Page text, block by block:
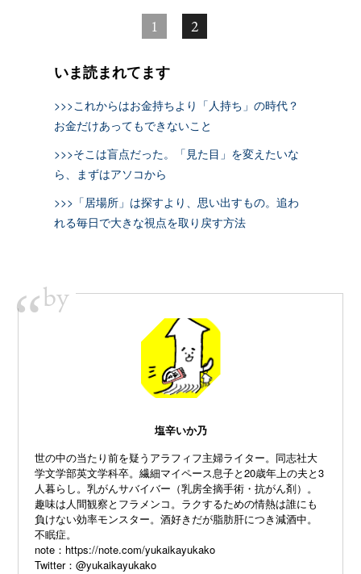
1 2
いま読まれてます
>>>これからはお金持ちより「人持ち」の時代？
お金だけあってもできないこと
>>>そこは盲点だった。「見た目」を変えたいな
ら、まずはアソコから
>>>「居場所」は探すより、思い出すもの。追わ
れる毎日で大きな視点を取り戻す方法
“by
塩辛いか乃
世の中の当たり前を疑うアラフィフ主婦ライター。同志社大
学文学部英文学科卒。繊細マイペース息子と20歳年上の夫と3
人暮らし。乳がんサバイバー（乳房全摘手術・抗がん剤）。
趣味は人間観察とフラメンコ。ラクするための情熱は誰にも
負けない効率モンスター。酒好きだが脂肪肝につき減酒中。
不眠症。
note： https://note.com/yukaikayukako
Twitter：@yukaikayukako